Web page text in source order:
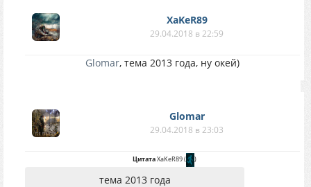
XaKeR89
29.04.2018 в 22:59
Glomar, тема 2013 года, ну окей)
Glomar
29.04.2018 в 23:03
ЦитатаXaKeR89( )
тема 2013 года